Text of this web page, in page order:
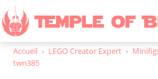
Accueil › LEGO Creator Expert ›
twn385